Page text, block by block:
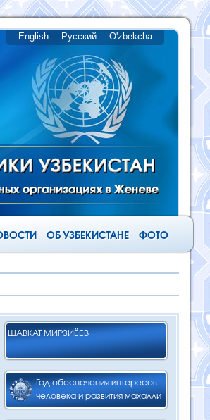
English Русский O'zbekcha
ОБ УЗБЕКИСТАНЕ ФОТО
ШАВКАТ МИРЗИЁЕВ
Год обеспечения интересов
человека и развития махалли